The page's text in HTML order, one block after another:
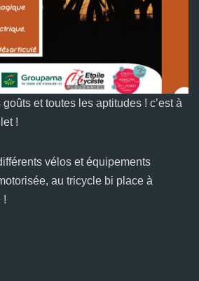
et toutes les aptitudes ! c’est à
!
vélos et équipements
au tricycle bi place à
!